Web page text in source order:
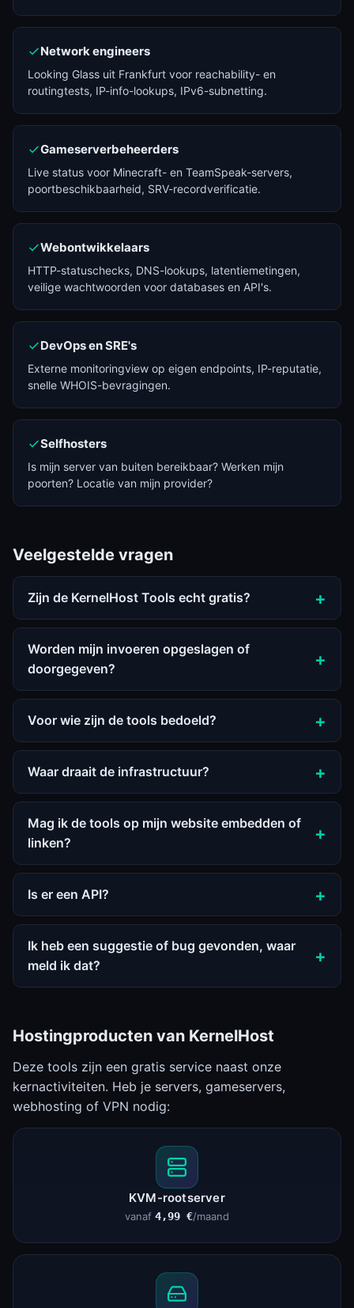
Network engineers
Looking Glass uit Frankfurt voor reachability- en
routingtests, IP-info-lookups, IPv6-subnetting.
Gameserverbeheerders
Live status voor Minecraft- en TeamSpeak-servers,
poortbeschikbaarheid, SRV-recordverificatie.
Webontwikkelaars
HTTP-statuschecks, DNS-lookups, latentiemetingen,
veilige wachtwoorden voor databases en API's.
DevOps en SRE's
Externe monitoringview op eigen endpoints, IP-reputatie,
snelle WHOIS-bevragingen.
Selfhosters
Is mijn server van buiten bereikbaar? Werken mijn
poorten? Locatie van mijn provider?
Veelgestelde vragen
Zijn de KernelHost Tools echt gratis?
Worden mijn invoeren opgeslagen of
doorgegeven?
Voor wie zijn de tools bedoeld?
Waar draait de infrastructuur?
Mag ik de tools op mijn website embedden of
linken?
Is er een API?
Ik heb een suggestie of bug gevonden, waar
meld ik dat?
Hostingproducten van KernelHost
Deze tools zijn een gratis service naast onze
kernactiviteiten. Heb je servers, gameservers,
webhosting of VPN nodig:
KVM-rootserver
vanaf 4,99 €/maand